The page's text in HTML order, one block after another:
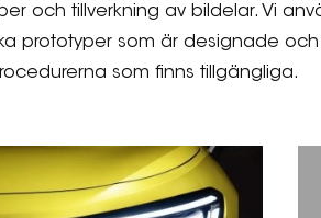
och tillverkning av bildelar. Vi
prototyper som är designade
som finns tillgängliga.